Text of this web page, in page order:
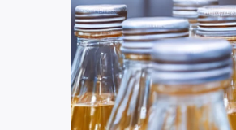
8 (800) 250-25-31 (вн. 520)mail@pr-
ООО "ПР-Лизинг"
Тюмень
8 (800) 250-25-31 (вн. 153)mail@pr-
ООО "ПР-Лизинг"
Брянскул. Дуки, д. 69 БЦ